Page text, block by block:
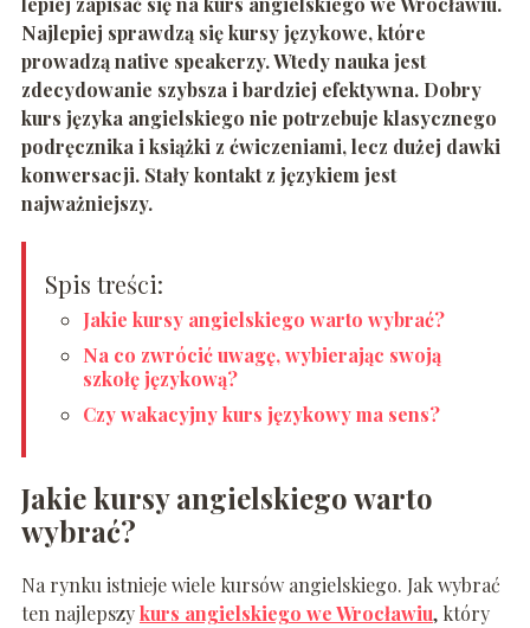
Najlepiej sprawdzą się kursy językowe, które
prowadzą native speakerzy. Wtedy nauka jest
zdecydowanie szybsza i bardziej efektywna. Dobry
kurs języka angielskiego nie potrzebuje klasycznego
podręcznika i książki z ćwiczeniami, lecz dużej dawki
konwersacji. Stały kontakt z językiem jest
najważniejszy.
Spis treści:
Jakie kursy angielskiego warto wybrać?
Na co zwrócić uwagę, wybierając swoją
szkołę językową?
Czy wakacyjny kurs językowy ma sens?
Jakie kursy angielskiego warto
wybrać?
Na rynku istnieje wiele kursów angielskiego. Jak wybrać
ten najlepszykurs angielskiego we Wrocławiu, który